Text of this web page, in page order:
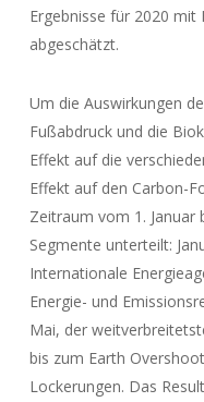
Ergebnisse für 2020
abgeschätzt.
Um die Auswirkungen
Fußabdruck und die
Effekt auf die
Effekt auf den Carbon-
Zeitraum vom 1. Januar
Segmente unterteilt:
Internationale
Energie- und
Mai, der
bis zum Earth
Lockerungen. Das